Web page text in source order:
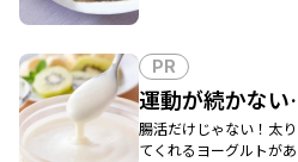
PR
運動が続かな
腸活だけじゃない！太
てくれるヨーグルトが